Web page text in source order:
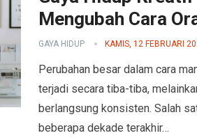
Mengubah Cara
GAYA HIDUP KAMIS, 12 FEBRUARI
Perubahan besar dalam cara
terjadi secara tiba-tiba,
berlangsung konsisten. Salah
beberapa dekade terakhir…